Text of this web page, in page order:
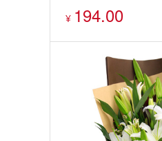
忘我栀子叶
¥ 194.00